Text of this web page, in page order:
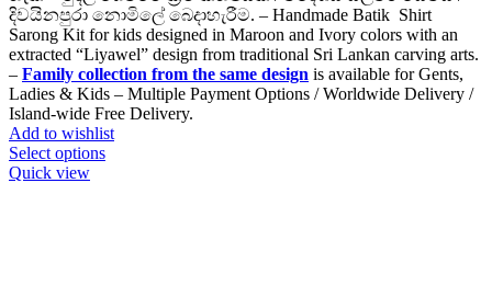
දිවයිනපුරා නොමිලේ බෙදාහැරීම. – Handmade Batik Shirt
Sarong Kit for kids designed in Maroon and Ivory colors with an
extracted “Liyawel” design from traditional Sri Lankan carving arts.
– Family collection from the same design is available for Gents,
Ladies & Kids – Multiple Payment Options / Worldwide Delivery /
Island-wide Free Delivery.
Add to wishlist
Select optionsThis
Quick view